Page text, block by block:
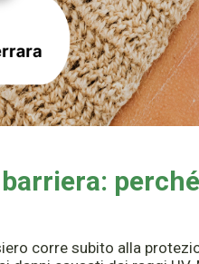
corre subito alla